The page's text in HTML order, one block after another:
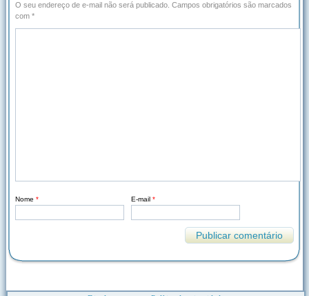
O seu endereço de e-mail não será publicado. Campos obrigatórios são marcados
com *
Nome * E-mail *